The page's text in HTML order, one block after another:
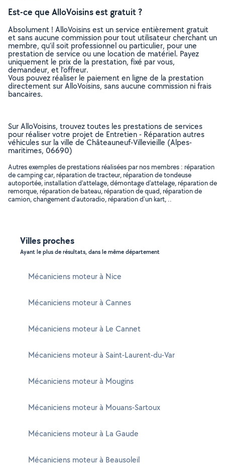
Est-ce que AlloVoisins est gratuit ?
Absolument ! AlloVoisins est un service entièrement gratuit
et sans aucune commission pour tout utilisateur cherchant un
membre, qu’il soit professionnel ou particulier, pour une
prestation de service ou une location de matériel. Payez
uniquement le prix de la prestation, fixé par vous,
demandeur, et l’offreur.
Vous pouvez réaliser le paiement en ligne de la prestation
directement sur AlloVoisins, sans aucune commission ni frais
bancaires.
Sur AlloVoisins, trouvez toutes les prestations de services
pour réaliser votre projet de Entretien - Réparation autres
véhicules sur la ville de Châteauneuf-Villevieille (Alpes-
maritimes, 06690)
Autres exemples de prestations réalisées par nos membres : réparation
de camping car, réparation de tracteur, réparation de tondeuse
autoportée, installation d'attelage, démontage d'attelage, réparation de
remorque, réparation de bateau, réparation de quad, réparation de
camion, changement d'autoradio, réparation d'un kart, ..
Villes proches
Ayant le plus de résultats, dans le même département
Mécaniciens moteur à Nice
Mécaniciens moteur à Cannes
Mécaniciens moteur à Le Cannet
Mécaniciens moteur à Saint-Laurent-du-Var
Mécaniciens moteur à Mougins
Mécaniciens moteur à Mouans-Sartoux
Mécaniciens moteur à La Gaude
Mécaniciens moteur à Beausoleil